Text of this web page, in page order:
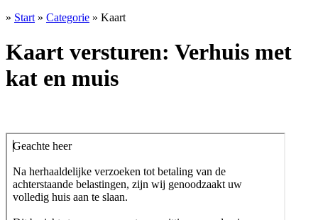
» Start » Categorie » Kaart
Kaart versturen: Verhuis met
kat en muis